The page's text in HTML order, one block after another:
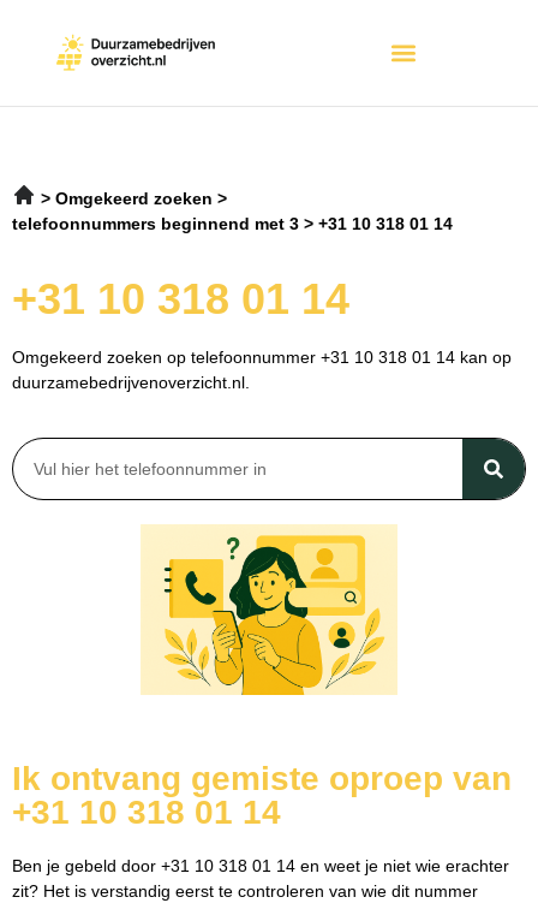
Omgekeerd zoeken
telefoonnummers beginnend met 3
+31 10 318 01 14
+31 10 318 01 14
Omgekeerd zoeken op telefoonnummer +31 10 318 01 14 kan op
duurzamebedrijvenoverzicht.nl.
Ik ontvang gemiste oproep van
+31 10 318 01 14
Ben je gebeld door +31 10 318 01 14 en weet je niet wie erachter
zit? Het is verstandig eerst te controleren van wie dit nummer